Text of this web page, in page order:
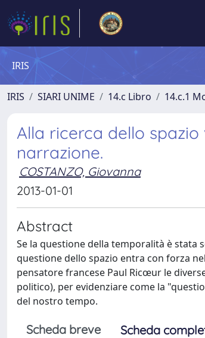
IRIS
IRIS SIARI UNIME 14.c Libro 14.c.1
Alla ricerca dello
narrazione.
COSTANZO, Giovanna
2013-01-01
Abstract
Se la questione della temporalità è stata
questione dello spazio entra con forza
pensatore francese Paul Ricœur le
politico), per evidenziare come la
del nostro tempo.
Scheda breve Scheda